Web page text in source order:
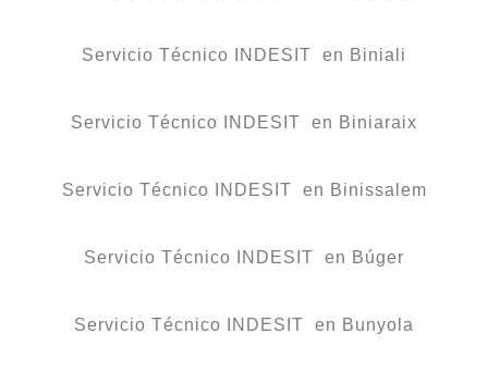
Servicio Técnico INDESIT en Biniali
Servicio Técnico INDESIT en Biniaraix
Servicio Técnico INDESIT en Binissalem
Servicio Técnico INDESIT en Búger
Servicio Técnico INDESIT en Bunyola